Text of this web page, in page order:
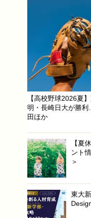
【高校野球2026夏
明・長崎日大が勝
田ほか
【夏
ント
＞
東大